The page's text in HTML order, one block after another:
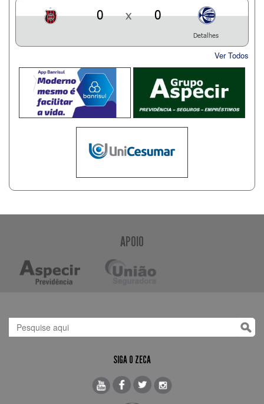
0 x 0
Detalhes
Ver Todos
APOIO
SIGA O ZECA